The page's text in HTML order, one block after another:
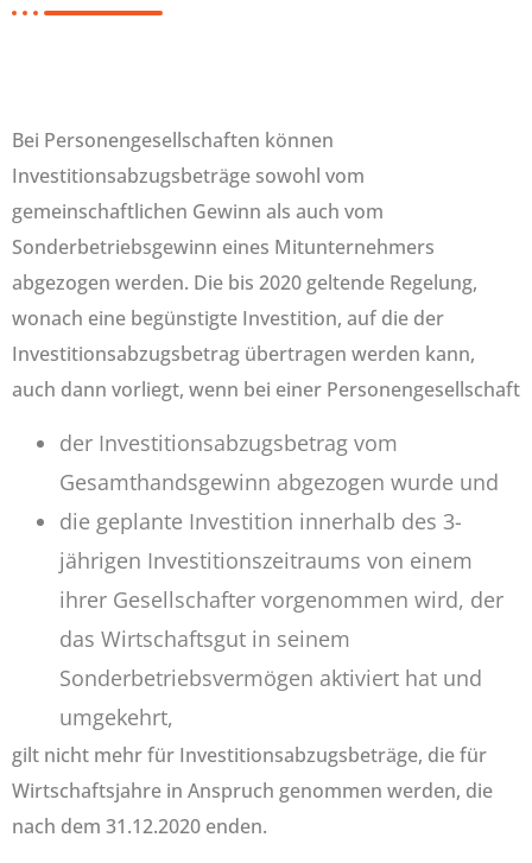
Bei Personengesellschaften können
Investitionsabzugsbeträge sowohl vom
gemeinschaftlichen Gewinn als auch vom
Sonderbetriebsgewinn eines Mitunternehmers
abgezogen werden. Die bis 2020 geltende Regelung,
wonach eine begünstigte Investition, auf die der
Investitionsabzugsbetrag übertragen werden kann,
auch dann vorliegt, wenn bei einer Personengesellschaft
der Investitionsabzugsbetrag vom
Gesamthandsgewinn abgezogen wurde und
die geplante Investition innerhalb des 3-
jährigen Investitionszeitraums von einem
ihrer Gesellschafter vorgenommen wird, der
das Wirtschaftsgut in seinem
Sonderbetriebsvermögen aktiviert hat und
umgekehrt,
gilt nicht mehr für Investitionsabzugsbeträge, die für
Wirtschaftsjahre in Anspruch genommen werden, die
nach dem 31.12.2020 enden.